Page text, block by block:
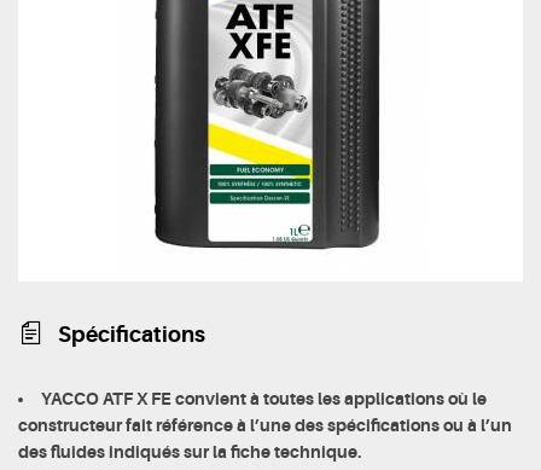
Spécifications
YACCO ATF X FE convient à toutes les applications où le
constructeur fait référence à l’une des spécifications ou à l’un
des fluides indiqués sur la fiche technique.